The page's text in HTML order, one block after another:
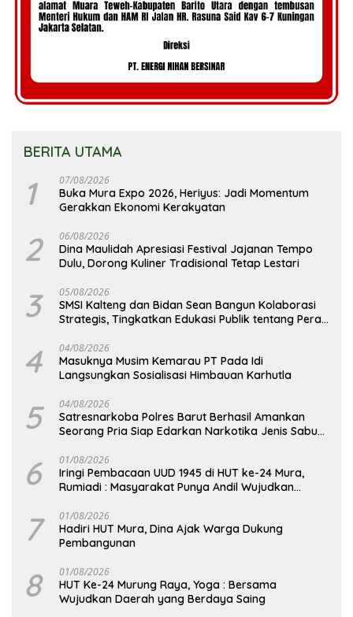
BERITA UTAMA
1 07/08/2026
Buka Mura Expo 2026, Heriyus: Jadi Momentum
Gerakkan Ekonomi Kerakyatan
2 06/08/2026
Dina Maulidah Apresiasi Festival Jajanan Tempo
Dulu, Dorong Kuliner Tradisional Tetap Lestari
3 05/08/2026
SMSI Kalteng dan Bidan Sean Bangun Kolaborasi
Strategis, Tingkatkan Edukasi Publik tentang Peran
4 04/08/2026
Masuknya Musim Kemarau PT Pada Idi
Langsungkan Sosialisasi Himbauan Karhutla
5 04/08/2026
Satresnarkoba Polres Barut Berhasil Amankan
Seorang Pria Siap Edarkan Narkotika Jenis Sabu
6 01/08/2026
Iringi Pembacaan UUD 1945 di HUT ke-24 Mura,
Rumiadi : Masyarakat Punya Andil Wujudkan
7 01/08/2026
Hadiri HUT Mura, Dina Ajak Warga Dukung
Pembangunan
8 01/08/2026
HUT Ke-24 Murung Raya, Yoga : Bersama
Wujudkan Daerah yang Berdaya Saing